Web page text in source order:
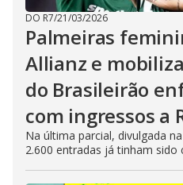
DO R7/21/03/2026
Palmeiras
Allianz e
do Brasileirão
com ingressos a
Na última parcial, divulgada
2.600 entradas já tinham sido